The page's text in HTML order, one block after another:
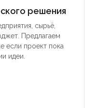
решения
сырьё,
Предлагаем
если проект пока
идеи.